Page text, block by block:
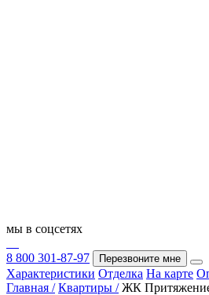
мы в соцсетях
8 800 301-87-97 Перезвоните мне
Характеристики Отделка На карте
Главная / Квартиры / ЖК